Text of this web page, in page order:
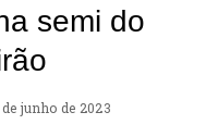
semi do
de junho de 2023